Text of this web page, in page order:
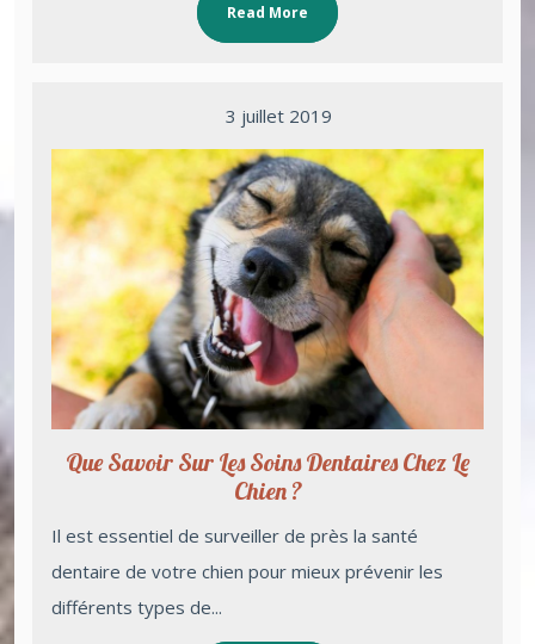
Read More
3 juillet 2019
Que Savoir Sur Les Soins Dentaires Chez Le
Chien ?
Il est essentiel de surveiller de près la santé
dentaire de votre chien pour mieux prévenir les
différents types de...